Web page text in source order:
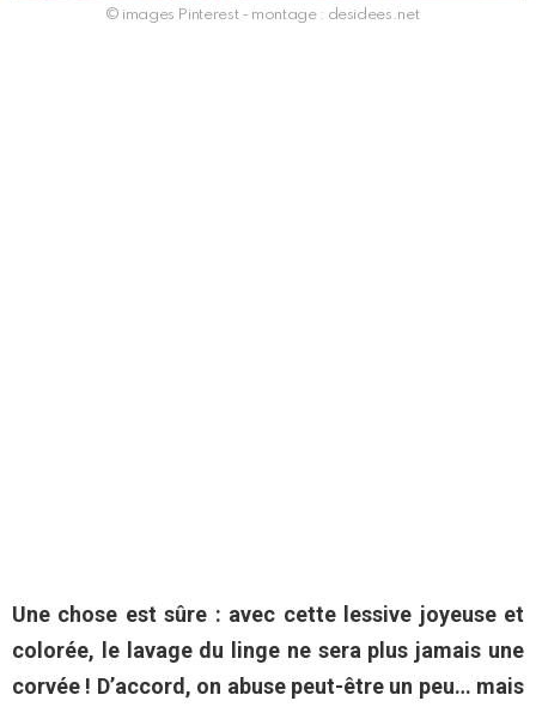
© images Pinterest - montage : desidees.net
Une chose est sûre : avec cette lessive joyeuse et
colorée, le lavage du linge ne sera plus jamais une
corvée ! D’accord, on abuse peut-être un peu… mais